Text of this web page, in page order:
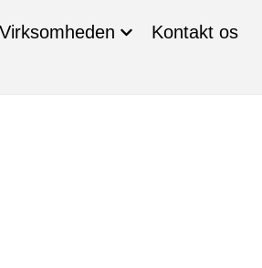
Virksomheden Kontakt os